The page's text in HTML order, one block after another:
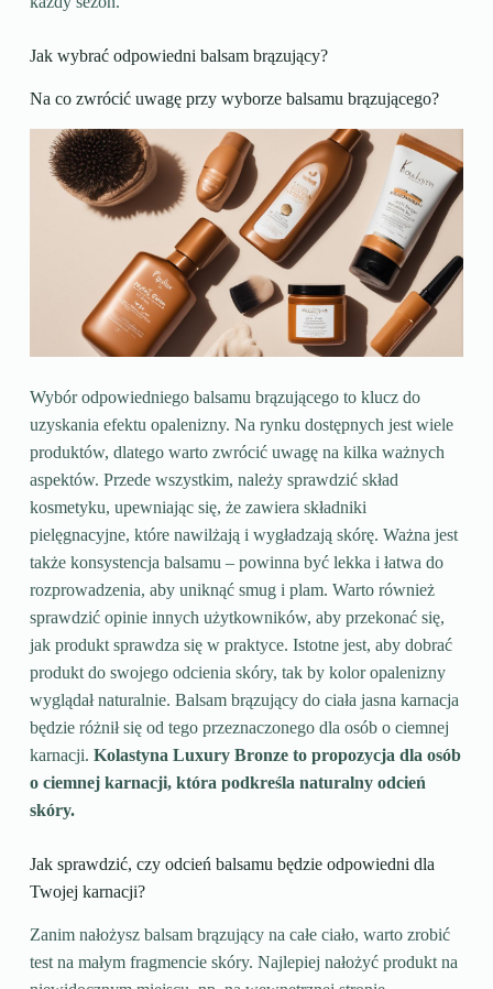
Jak wybrać odpowiedni balsam brązujący?
Na co zwrócić uwagę przy wyborze balsamu brązującego?
Wybór odpowiedniego balsamu brązującego to klucz do
uzyskania efektu opalenizny. Na rynku dostępnych jest wiele
produktów, dlatego warto zwrócić uwagę na kilka ważnych
aspektów. Przede wszystkim, należy sprawdzić skład
kosmetyku, upewniając się, że zawiera składniki
pielęgnacyjne, które nawilżają i wygładzają skórę. Ważna jest
także konsystencja balsamu – powinna być lekka i łatwa do
rozprowadzenia, aby uniknąć smug i plam. Warto również
sprawdzić opinie innych użytkowników, aby przekonać się,
jak produkt sprawdza się w praktyce. Istotne jest, aby dobrać
produkt do swojego odcienia skóry, tak by kolor opalenizny
wyglądał naturalnie. Balsam brązujący do ciała jasna karnacja
będzie różnił się od tego przeznaczonego dla osób o ciemnej
karnacji. Kolastyna Luxury Bronze to propozycja dla osób
o ciemnej karnacji, która podkreśla naturalny odcień
skóry.
Jak sprawdzić, czy odcień balsamu będzie odpowiedni dla
Twojej karnacji?
Zanim nałożysz balsam brązujący na całe ciało, warto zrobić
test na małym fragmencie skóry. Najlepiej nałożyć produkt na